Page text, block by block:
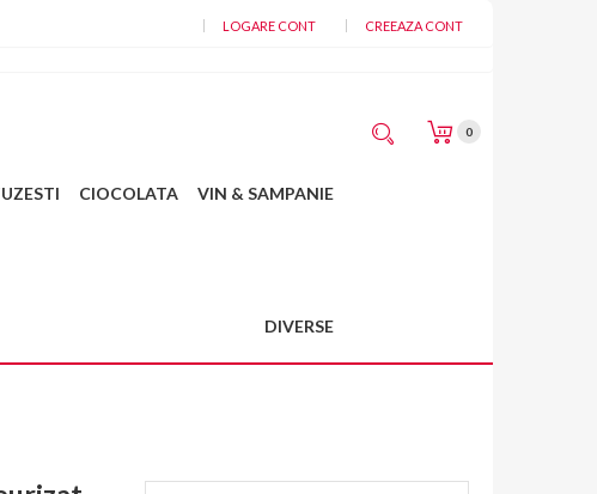
LOGARE CONT CREEAZA CONT
0
CIOCOLATA VIN & SAMPANIE
DIVERSE